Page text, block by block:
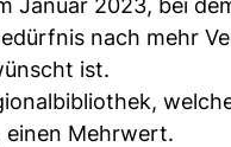
Januar 2023, bei
nach mehr
ist.
Mehrwert.